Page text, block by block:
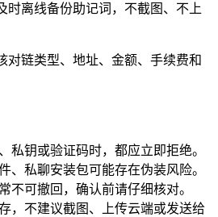
时离线备份助记词，不截图、不上
对链类型、地址、金额、手续费和
私钥或验证码时，都应立即拒绝。
、私聊安装包可能存在伪装风险。
不可撤回，确认前请仔细核对。
，不建议截图、上传云端或发送给